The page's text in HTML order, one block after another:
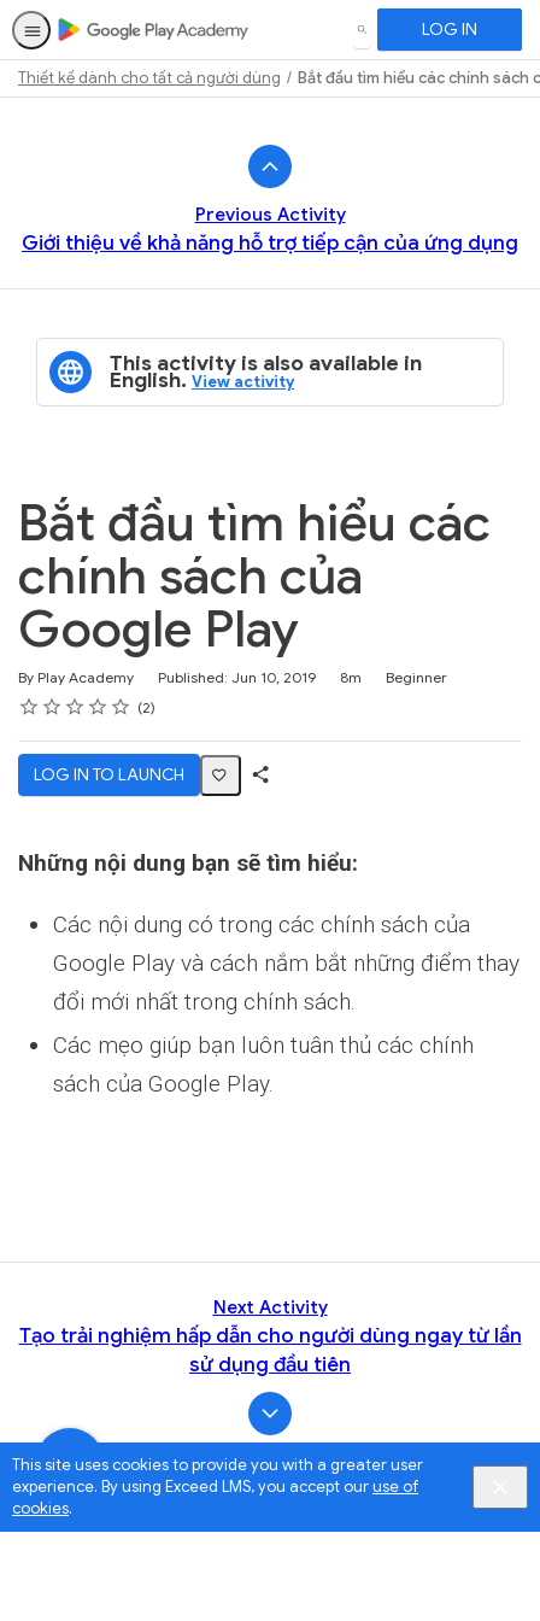
This site uses cookies to provide you with a greater user
experience. By using Exceed LMS, you accept ouruse of
cookies.
SEARCH LOG IN
Thiết kế dành cho tất cả người dùng Bắt đầu tìm hiểu các chính sách
Previous Activity
Giới thiệu về khả năng hỗ trợ tiếp cận của ứng dụng
This activity is also available in
English.View activity
Bắt đầu tìm hiểu các
chính sách của
Google Play
By Play Academy Published: Jun 10, 2019
Duration 8m
Difficulty
Beginner
Rating
1 star
2 stars
3 stars
4 stars
5 stars
Average rating: 5.0 2
2 reviews
LOG IN TO LAUNCH
Những nội dung bạn sẽ tìm hiểu:
Các nội dung có trong các chính sách của
Google Play và cách nắm bắt những điểm thay
đổi mới nhất trong chính sách.
Các mẹo giúp bạn luôn tuân thủ các chính
sách của Google Play.
Next Activity
Tạo trải nghiệm hấp dẫn cho người dùng ngay từ lần
sử dụng đầu tiên